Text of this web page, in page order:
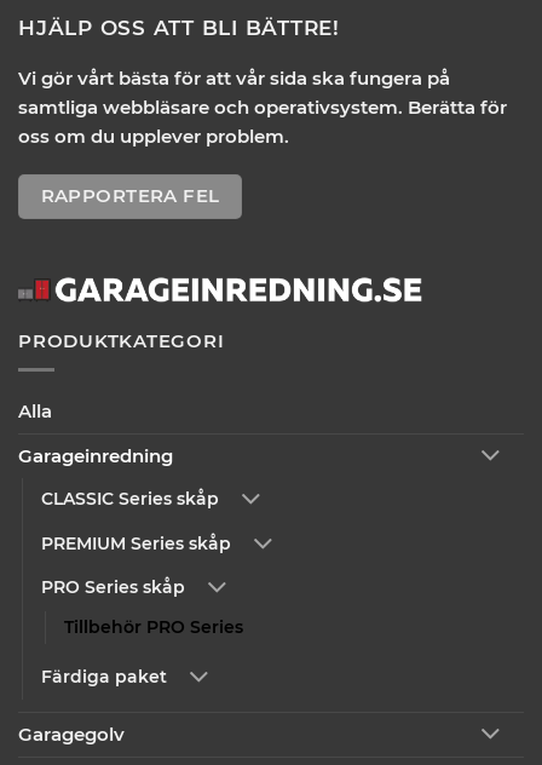
HJÄLP OSS ATT BLI BÄTTRE!
Vi gör vårt bästa för att vår sida ska fungera på
samtliga webbläsare och operativsystem. Berätta för
oss om du upplever problem.
RAPPORTERA FEL
PRODUKTKATEGORI
Alla
Garageinredning
CLASSIC Series skåp
PREMIUM Series skåp
PRO Series skåp
Tillbehör PRO Series
Färdiga paket
Garagegolv